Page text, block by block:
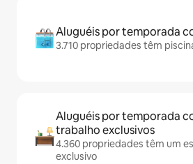
Aluguéis por temporada
3.710 propriedades têm
Aluguéis por temporada
trabalho exclusivos
4.360 propriedades têm um
exclusivo